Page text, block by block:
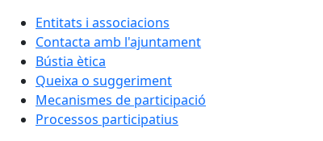
Entitats i associacions
Contacta amb l'ajuntament
Bústia ètica
Queixa o suggeriment
Mecanismes de participació
Processos participatius